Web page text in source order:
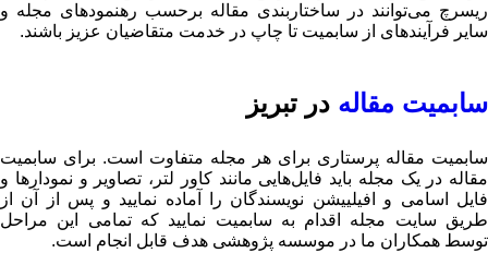
ریسرچ می‌توانند در ساختاربندی مقاله برحسب رهنمودهای مجله و
سایر فرآیندهای از سابمیت تا چاپ در خدمت متقاضیان عزیز باشند.
سابمیت مقاله در تبریز
سابمیت مقاله پرستاری برای هر مجله متفاوت است. برای سابمیت
مقاله در یک مجله باید فایل‌هایی مانند کاور لتر، تصاویر و نمودارها و
فایل اسامی و افیلییشن نویسندگان را آماده نمایید و پس از آن از
طریق سایت مجله اقدام به سابمیت نمایید که تمامی این مراحل
توسط همکاران ما در موسسه پژوهشی هدف قابل انجام است.